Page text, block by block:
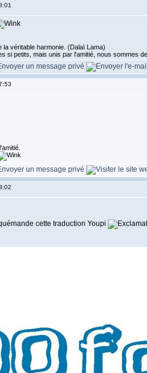
la véritable harmonie. (Dalaï Lama)
si petits, mais unis par l'amitié, nous sommes
cette traduction Youpi